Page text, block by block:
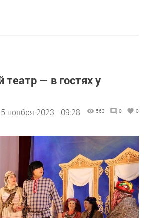
— в гостях у
ноября 2023 - 09:28 563 0 0